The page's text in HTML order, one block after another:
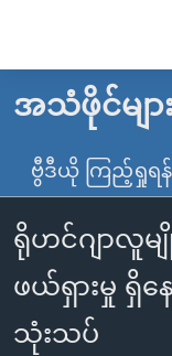
လွယ်ကူ
သည့်
Link
များ
ပင်မ
အကြောင်းအရာ
မူလစာမျက်နှာ
မြန်မာ
ကမ္ဘာ့သတင်းများ
နိုင်ငံတကာ
အမေရိကန်
ဗွီဒီယို
သတင်းလွတ်လပ်ခွင့်
ရပ်ဝန်းတခု လမ်း
အသံဖိုင်မျာ
ဗွီဒီယို ကြည့်ရှုရန်
ရိုဟင်ဂျာလူ
ဖယ်ရှားမှု
သုံးသပ်